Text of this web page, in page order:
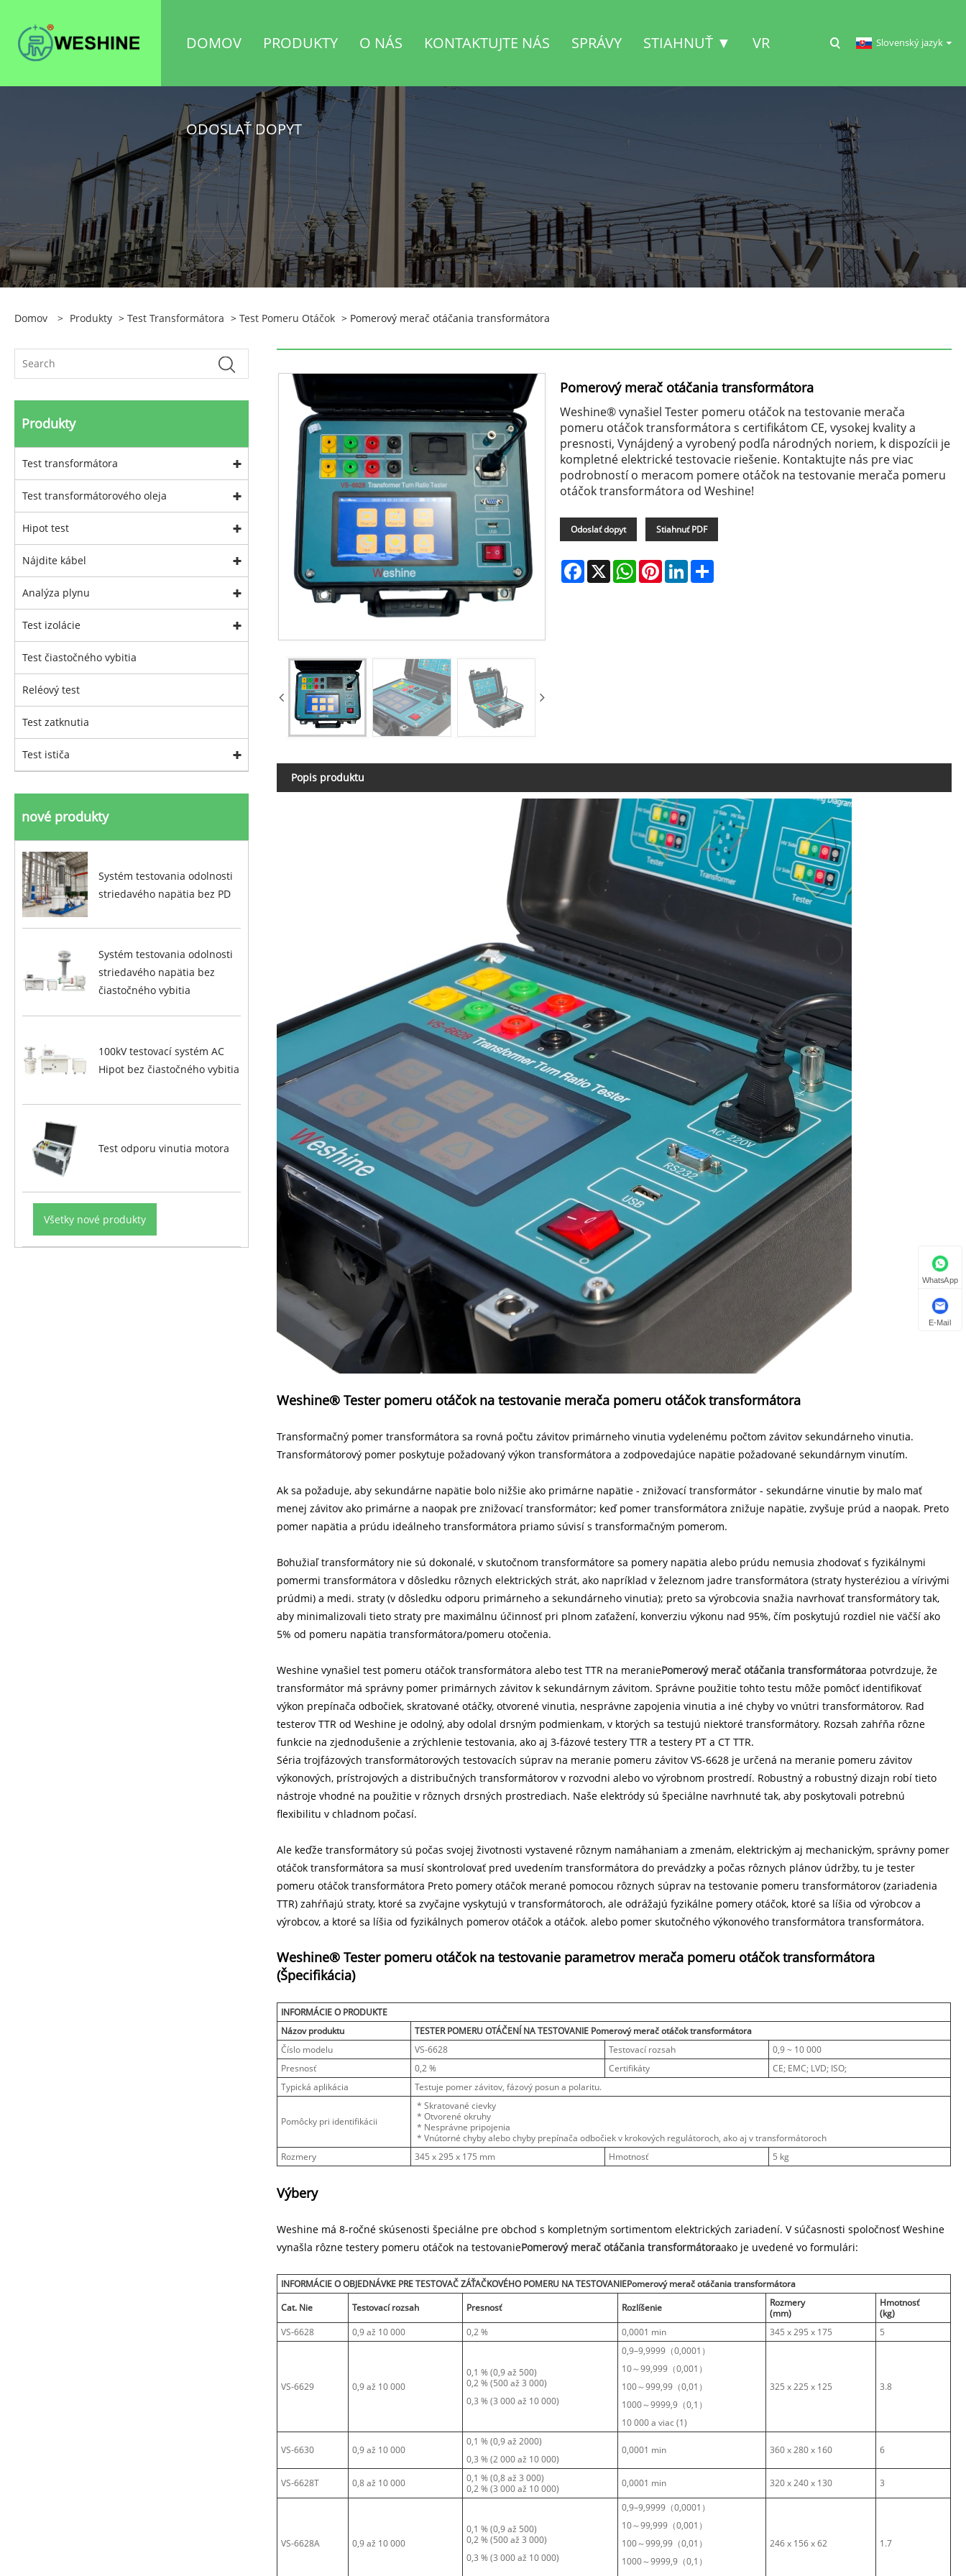
DOMOV PRODUKTY O NÁS KONTAKTUJTE NÁS SPRÁVY STIAHNUŤ ▼ VR
ODOSLAŤ DOPYT
Slovenský jazyk
Domov > Produkty > Test Transformátora > Test Pomeru Otáčok > Pomerový merač otáčania transformátora
Produkty
Test transformátora
Test transformátorového oleja
Hipot test
Nájdite kábel
Analýza plynu
Test izolácie
Test čiastočného vybitia
Reléový test
Test zatknutia
Test ističa
nové produkty
Systém testovania odolnosti
striedavého napätia bez PD
Systém testovania odolnosti
striedavého napätia bez
čiastočného vybitia
100kV testovací systém AC
Hipot bez čiastočného vybitia
Test odporu vinutia motora
Všetky nové produkty
Pomerový merač otáčania transformátora
Weshine® vynašiel Tester pomeru otáčok na testovanie merača
pomeru otáčok transformátora s certifikátom CE, vysokej kvality a
presnosti, Vynájdený a vyrobený podľa národných noriem, k dispozícii je
kompletné elektrické testovacie riešenie. Kontaktujte nás pre viac
podrobností o meracom pomere otáčok na testovanie merača pomeru
otáčok transformátora od Weshine!
Odoslať dopyt Stiahnuť PDF
Facebook
X WhatsApp
PinterestLinkedIn
Popis produktu
Weshine® Tester pomeru otáčok na testovanie merača pomeru otáčok transformátora
Transformačný pomer transformátora sa rovná počtu závitov primárneho vinutia vydelenému počtom závitov sekundárneho vinutia.
Transformátorový pomer poskytuje požadovaný výkon transformátora a zodpovedajúce napätie požadované sekundárnym vinutím.
Ak sa požaduje, aby sekundárne napätie bolo nižšie ako primárne napätie - znižovací transformátor - sekundárne vinutie by malo mať
menej závitov ako primárne a naopak pre znižovací transformátor; keď pomer transformátora znižuje napätie, zvyšuje prúd a naopak. Preto
pomer napätia a prúdu ideálneho transformátora priamo súvisí s transformačným pomerom.
Bohužiaľ transformátory nie sú dokonalé, v skutočnom transformátore sa pomery napätia alebo prúdu nemusia zhodovať s fyzikálnymi
pomermi transformátora v dôsledku rôznych elektrických strát, ako napríklad v železnom jadre transformátora (straty hysteréziou a vírivými
prúdmi) a medi. straty (v dôsledku odporu primárneho a sekundárneho vinutia); preto sa výrobcovia snažia navrhovať transformátory tak,
aby minimalizovali tieto straty pre maximálnu účinnosť pri plnom zaťažení, konverziu výkonu nad 95%, čím poskytujú rozdiel nie väčší ako
5% od pomeru napätia transformátora/pomeru otočenia.
Weshine vynašiel test pomeru otáčok transformátora alebo test TTR na meraniePomerový merač otáčania transformátoraa potvrdzuje, že
transformátor má správny pomer primárnych závitov k sekundárnym závitom. Správne použitie tohto testu môže pomôcť identifikovať
výkon prepínača odbočiek, skratované otáčky, otvorené vinutia, nesprávne zapojenia vinutia a iné chyby vo vnútri transformátorov. Rad
testerov TTR od Weshine je odolný, aby odolal drsným podmienkam, v ktorých sa testujú niektoré transformátory. Rozsah zahŕňa rôzne
funkcie na zjednodušenie a zrýchlenie testovania, ako aj 3-fázové testery TTR a testery PT a CT TTR.
Séria trojfázových transformátorových testovacích súprav na meranie pomeru závitov VS-6628 je určená na meranie pomeru závitov
výkonových, prístrojových a distribučných transformátorov v rozvodni alebo vo výrobnom prostredí. Robustný a robustný dizajn robí tieto
nástroje vhodné na použitie v rôznych drsných prostrediach. Naše elektródy sú špeciálne navrhnuté tak, aby poskytovali potrebnú
flexibilitu v chladnom počasí.
Ale keďže transformátory sú počas svojej životnosti vystavené rôznym namáhaniam a zmenám, elektrickým aj mechanickým, správny pomer
otáčok transformátora sa musí skontrolovať pred uvedením transformátora do prevádzky a počas rôznych plánov údržby, tu je tester
pomeru otáčok transformátora Preto pomery otáčok merané pomocou rôznych súprav na testovanie pomeru transformátorov (zariadenia
TTR) zahŕňajú straty, ktoré sa zvyčajne vyskytujú v transformátoroch, ale odrážajú fyzikálne pomery otáčok, ktoré sa líšia od výrobcov a
výrobcov, a ktoré sa líšia od fyzikálnych pomerov otáčok a otáčok. alebo pomer skutočného výkonového transformátora transformátora.
Weshine® Tester pomeru otáčok na testovanie parametrov merača pomeru otáčok transformátora
(Špecifikácia)
INFORMÁCIE O PRODUKTE
Názov produktu
TESTER POMERU OTÁČENÍ NA TESTOVANIE Pomerový merač otáčok transformátora
Číslo modelu
VS-6628 Testovací rozsah
0,9 ~ 10 000
Presnosť
0,2 % Certifikáty
CE; EMC; LVD; ISO;
Typická aplikácia
Testuje pomer závitov, fázový posun a polaritu.
Pomôcky pri identifikácii
* Skratované cievky
* Otvorené okruhy
* Nesprávne pripojenia
* Vnútorné chyby alebo chyby prepínača odbočiek v krokových regulátoroch, ako aj v transformátoroch
Rozmery
345 x 295 x 175 mm Hmotnosť 5 kg
Výbery
Weshine má 8-ročné skúsenosti špeciálne pre obchod s kompletným sortimentom elektrických zariadení. V súčasnosti spoločnosť Weshine
vynašla rôzne testery pomeru otáčok na testovaniePomerový merač otáčania transformátoraako je uvedené vo formulári:
INFORMÁCIE O OBJEDNÁVKE PRE TESTOVAČ ZÁŤAČKOVÉHO POMERU NA TESTOVANIEPomerový merač otáčania transformátora
Cat. Nie
Testovací rozsah Presnosť Rozlíšenie
Rozmery
(mm)
Hmotnosť
(kg)
VS-6628
0,9 až 10 000 0,2 % 0,0001 min 345 x 295 x 175 5
VS-6629 0,9 až 10 000
0,1 % (0,9 až 500)
0,2 % (500 až 3 000)
0,3 % (3 000 až 10 000)
0,9–9,9999（0,0001）
10～99,999（0,001）
100～999,99（0,01）
1000～9999,9（0,1）
10 000 a viac (1)
325 x 225 x 125 3.8
VS-6630 0,9 až 10 000
0,1 % (0,9 až 2000)
0,3 % (2 000 až 10 000)
0,0001 min 360 x 280 x 160 6
VS-6628T 0,8 až 10 000
0,1 % (0,8 až 3 000)
0,2 % (3 000 až 10 000)
0,0001 min 320 x 240 x 130 3
VS-6628A 0,9 až 10 000
0,1 % (0,9 až 500)
0,2 % (500 až 3 000)
0,3 % (3 000 až 10 000)
0,9–9,9999（0,0001）
10～99,999（0,001）
100～999,99（0,01）
1000～9999,9（0,1）
246 x 156 x 62 1.7
WhatsApp
E-Mail